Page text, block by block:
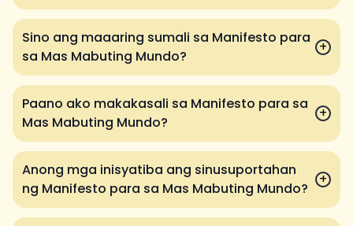
Sino ang maaaring sumali sa Manifesto para
sa Mas Mabuting Mundo?
+
Paano ako makakasali sa Manifesto para sa
Mas Mabuting Mundo?
+
Anong mga inisyatiba ang sinusuportahan
ng Manifesto para sa Mas Mabuting Mundo?
+